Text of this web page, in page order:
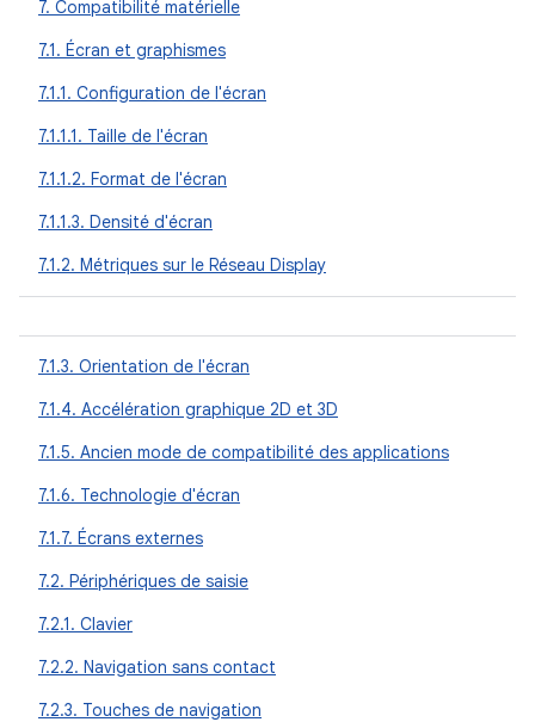
7. Compatibilité matérielle
7.1. Écran et graphismes
7.1.1. Configuration de l'écran
7.1.1.1. Taille de l'écran
7.1.1.2. Format de l'écran
7.1.1.3. Densité d'écran
7.1.2. Métriques sur le Réseau Display
7.1.3. Orientation de l'écran
7.1.4. Accélération graphique 2D et 3D
7.1.5. Ancien mode de compatibilité des applications
7.1.6. Technologie d'écran
7.1.7. Écrans externes
7.2. Périphériques de saisie
7.2.1. Clavier
7.2.2. Navigation sans contact
7.2.3. Touches de navigation